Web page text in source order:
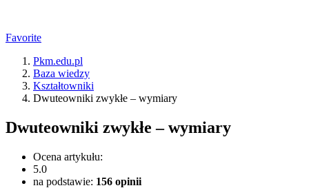
Favorite
Pkm.edu.pl
Baza wiedzy
Kształtowniki
Dwuteowniki zwykłe – wymiary
Dwuteowniki zwykłe – wymiary
Ocena artykułu:
5.0
na podstawie: 156 opinii